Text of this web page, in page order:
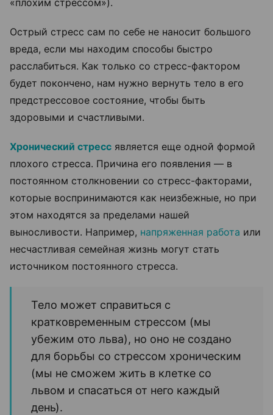
Острый стресс сам по себе не наносит большого
вреда, если мы находим способы быстро
расслабиться. Как только со стресс-фактором
будет покончено, нам нужно вернуть тело в его
предстрессовое состояние, чтобы быть
здоровыми и счастливыми.
Хронический стресс является еще одной формой
плохого стресса. Причина его появления — в
постоянном столкновении со стресс-факторами,
которые воспринимаются как неизбежные, но при
этом находятся за пределами нашей
выносливости. Например, напряженная работа или
несчастливая семейная жизнь могут стать
источником постоянного стресса.
Тело может справиться с
кратковременным стрессом (мы
убежим ото льва), но оно не создано
для борьбы со стрессом хроническим
(мы не сможем жить в клетке со
львом и спасаться от него каждый
день).